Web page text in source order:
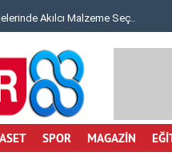
Akılcı Malzeme Seç..
SPOR MAGAZİN